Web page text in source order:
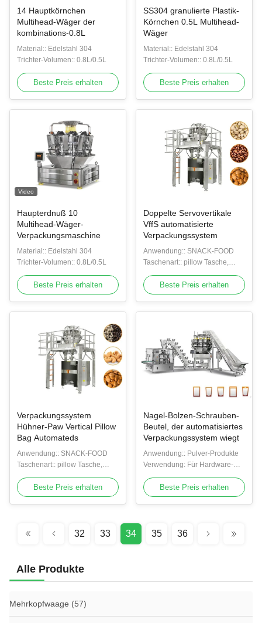
14 Hauptkörnchen
Multihead-Wäger der
kombinations-0.8L
Material:: Edelstahl 304
Trichter-Volumen:: 0.8L/0.5L
Beste Preis erhalten
SS304 granulierte Plastik-
Körnchen 0.5L Multihead-
Wäger
Material:: Edelstahl 304
Trichter-Volumen:: 0.8L/0.5L
Beste Preis erhalten
Video
Haupterdnuß 10
Multihead-Wäger-
Verpackungsmaschine
Material:: Edelstahl 304
Trichter-Volumen:: 0.8L/0.5L
Beste Preis erhalten
Doppelte Servovertikale
VffS automatisierte
Verpackungssystem
Anwendung:: SNACK-FOOD
Taschenart:: pillow Tasche,
Keiltasche, Lochsandsack,
Vakuumbeutel
Beste Preis erhalten
Verpackungssystem
Hühner-Paw Vertical Pillow
Bag Automateds
Anwendung:: SNACK-FOOD
Taschenart:: pillow Tasche,
Keiltasche, Lochsandsack,
Vakuumbeutel
Beste Preis erhalten
Nagel-Bolzen-Schrauben-
Beutel, der automatisiertes
Verpackungssystem wiegt
Anwendung:: Pulver-Produkte
Verwendung: Für Hardware-
Nagel-Bolzen
Beste Preis erhalten
32 33 34 35 36
Alle Produkte
Mehrkopfwaage (57)